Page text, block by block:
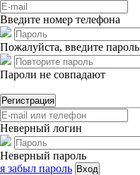
Введите номер телефона
Пожалуйста, введите пароль
Пароли не совпадают
Регистрация
Неверный логин
Неверный пароль
я забыл пароль Вход